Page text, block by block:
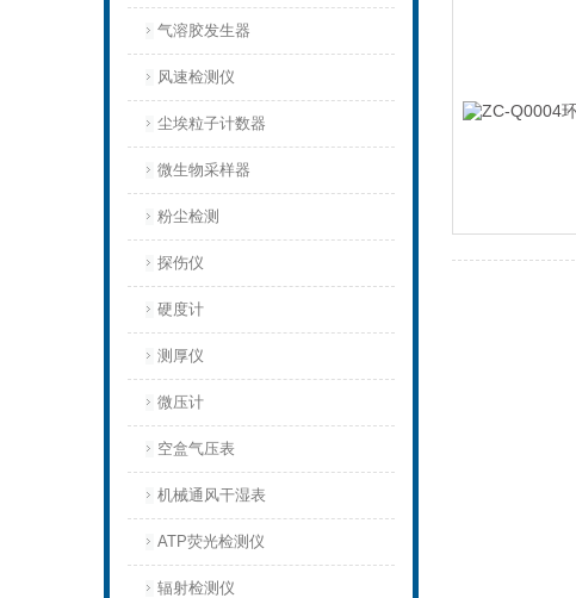
气溶胶发生器
风速检测仪
尘埃粒子计数器
微生物采样器
粉尘检测
探伤仪
硬度计
测厚仪
微压计
空盒气压表
机械通风干湿表
ATP荧光检测仪
辐射检测仪